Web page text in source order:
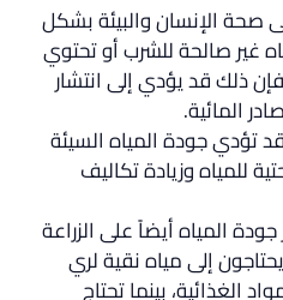
صحة الإنسان والبيئة بشكل
غير صالحة للشرب أو تحتوي
ذلك قد يؤدي إلى انتشار
المائية.
تؤدي جودة المياه السيئة
للمياه وزيادة تكاليف
المياه أيضاً على الزراعة
إلى مياه نقية لري
الغذائية، بينما تحتاج